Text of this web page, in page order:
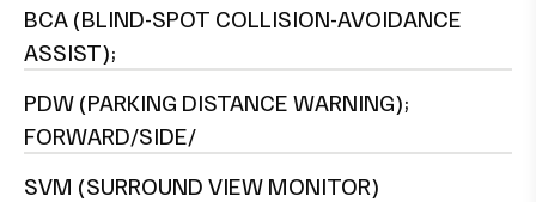
BCA (BLIND-SPOT COLLISION-AVOIDANCE
ASSIST);
PDW (PARKING DISTANCE WARNING);
FORWARD/SIDE/
SVM (SURROUND VIEW MONITOR)